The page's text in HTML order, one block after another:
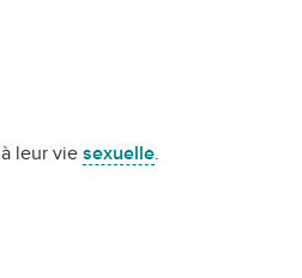
leur vie sexuelle.